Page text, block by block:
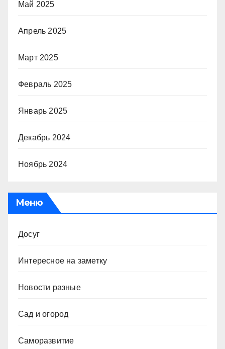
Май 2025
Апрель 2025
Март 2025
Февраль 2025
Январь 2025
Декабрь 2024
Ноябрь 2024
Меню
Досуг
Интересное на заметку
Новости разные
Сад и огород
Саморазвитие